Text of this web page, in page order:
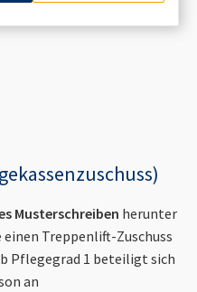
Musterschreiben herunter
Treppenlift-Zuschuss
Pflegegrad 1 beteiligt sich
an